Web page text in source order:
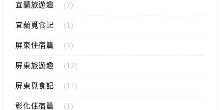
宜蘭旅遊趣 (2)
宜蘭覓食記 (1)
屏東住宿篇 (4)
屏東旅遊趣 (12)
屏東覓食記 (11)
彰化住宿篇 (1)